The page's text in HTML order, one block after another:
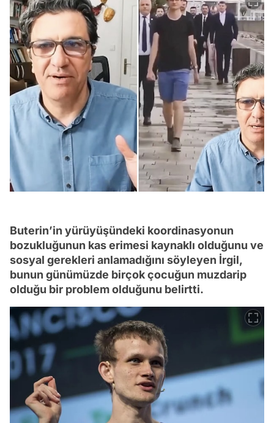
Buterin’in yürüyüşündeki koordinasyonun
bozukluğunun kas erimesi kaynaklı olduğunu ve
sosyal gerekleri anlamadığını söyleyen İrgil,
bunun günümüzde birçok çocuğun muzdarip
olduğu bir problem olduğunu belirtti.